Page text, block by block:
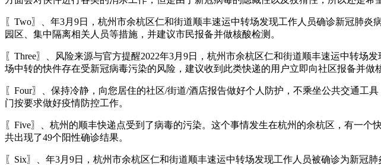
〖Two〗、年3月9日，杭州市余杭区仁和街道顺丰速运中转场发现工作人员确诊新冠肺
园区、集中隔离相关人员等措施，并建议市民报备并做核酸检测。
〖Three〗、风险来源与官方提醒2022年3月9日，杭州市余杭区仁和街道顺丰速运中转
场中转的快件存在受新冠病毒污染的风险，建议收到此类快递的用户立即向社区报备并做
〖Four〗、保持冷静，向您居住的社区/街道/酒店报告做好个人防护，不乘坐公共交通
门按要求做好疫情防控工作。
〖Five〗、杭州的顺丰快递点受到了病毒的污染。这个事情发生在杭州的余杭区，有一
共出现了49个阳性确诊结果。
〖Six〗、年3月9日，杭州市余杭区仁和街道顺丰速运中转场发现工作人员被确诊为新